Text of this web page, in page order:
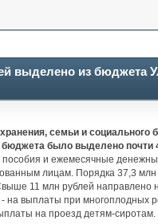
выделено из бюджета
семьи и
бюджета было выделено почти
пособия и ежемесячные
лицам. Порядка 37,3
11 млн рублей направлено
выплаты при многоплодных
на проезд детям-сиротам.